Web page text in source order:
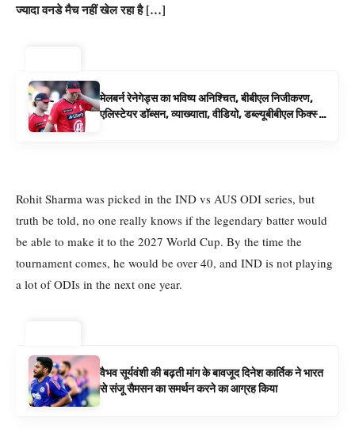
ज्यादा वनडे मैच नहीं खेल रहा है […]
मेलबर्न रेनेगेड्स का भविष्य अनिश्चित, बीबीएल निजीकरण,
एलिस्टेयर डॉब्सन, व्याख्याता, वीडियो, डब्ल्यूबीबीएल फिक्स्चर
Rohit Sharma was picked in the IND vs AUS ODI series, but
truth be told, no one really knows if the legendary batter would
be able to make it to the 2027 World Cup. By the time the
tournament comes, he would be over 40, and IND is not playing
a lot of ODIs in the next one year.
वैभव सूर्यवंशी की बढ़ती मांग के बावजूद दिनेश कार्तिक ने भारत
से संजू सैमसन का समर्थन करने का आग्रह किया